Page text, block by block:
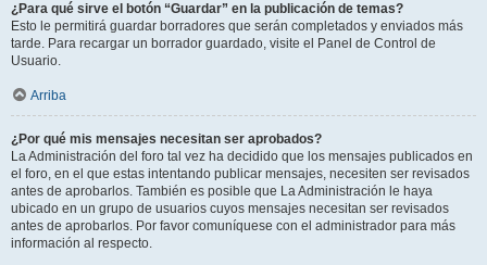
¿Para qué sirve el botón “Guardar” en la publicación de temas?
Esto le permitirá guardar borradores que serán completados y enviados más
tarde. Para recargar un borrador guardado, visite el Panel de Control de
Usuario.
Arriba
¿Por qué mis mensajes necesitan ser aprobados?
La Administración del foro tal vez ha decidido que los mensajes publicados en
el foro, en el que estas intentando publicar mensajes, necesiten ser revisados
antes de aprobarlos. También es posible que La Administración le haya
ubicado en un grupo de usuarios cuyos mensajes necesitan ser revisados
antes de aprobarlos. Por favor comuníquese con el administrador para más
información al respecto.